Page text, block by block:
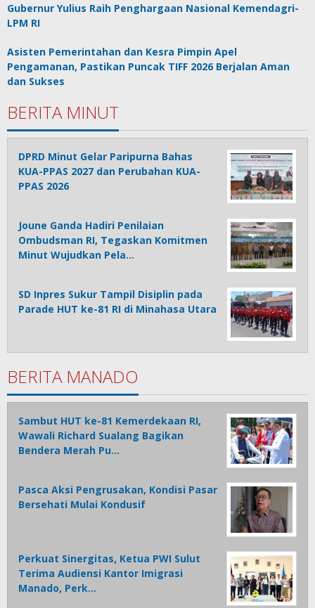
Gubernur Yulius Raih Penghargaan Nasional Kemendagri-
LPM RI
Asisten Pemerintahan dan Kesra Pimpin Apel
Pengamanan, Pastikan Puncak TIFF 2026 Berjalan Aman
dan Sukses
BERITA MINUT
DPRD Minut Gelar Paripurna Bahas
KUA-PPAS 2027 dan Perubahan KUA-
PPAS 2026
Joune Ganda Hadiri Penilaian
Ombudsman RI, Tegaskan Komitmen
Minut Wujudkan Pela…
SD Inpres Sukur Tampil Disiplin pada
Parade HUT ke-81 RI di Minahasa Utara
BERITA MANADO
Sambut HUT ke-81 Kemerdekaan RI,
Wawali Richard Sualang Bagikan
Bendera Merah Pu…
Pasca Aksi Pengrusakan, Kondisi Pasar
Bersehati Mulai Kondusif
Perkuat Sinergitas, Ketua PWI Sulut
Terima Audiensi Kantor Imigrasi
Manado, Perk…